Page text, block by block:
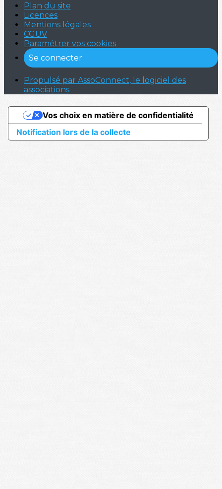
Plan du site
Licences
Mentions légales
CGUV
Paramétrer vos cookies
Se connecter
Propulsé par AssoConnect, le logiciel des
associations
Notification lors de la collecte
Vos choix en matière de confidentialité